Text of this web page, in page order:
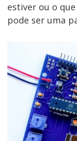
estiver ou o
pode ser uma